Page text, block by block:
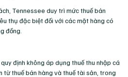
Tennessee duy trì mức thuế bán
thụ đặc biệt đối với các mặt hàng có
đồng.
định không áp dụng thuế thu nhập cá
từ thuế bán hàng và thuế tài sản, trong